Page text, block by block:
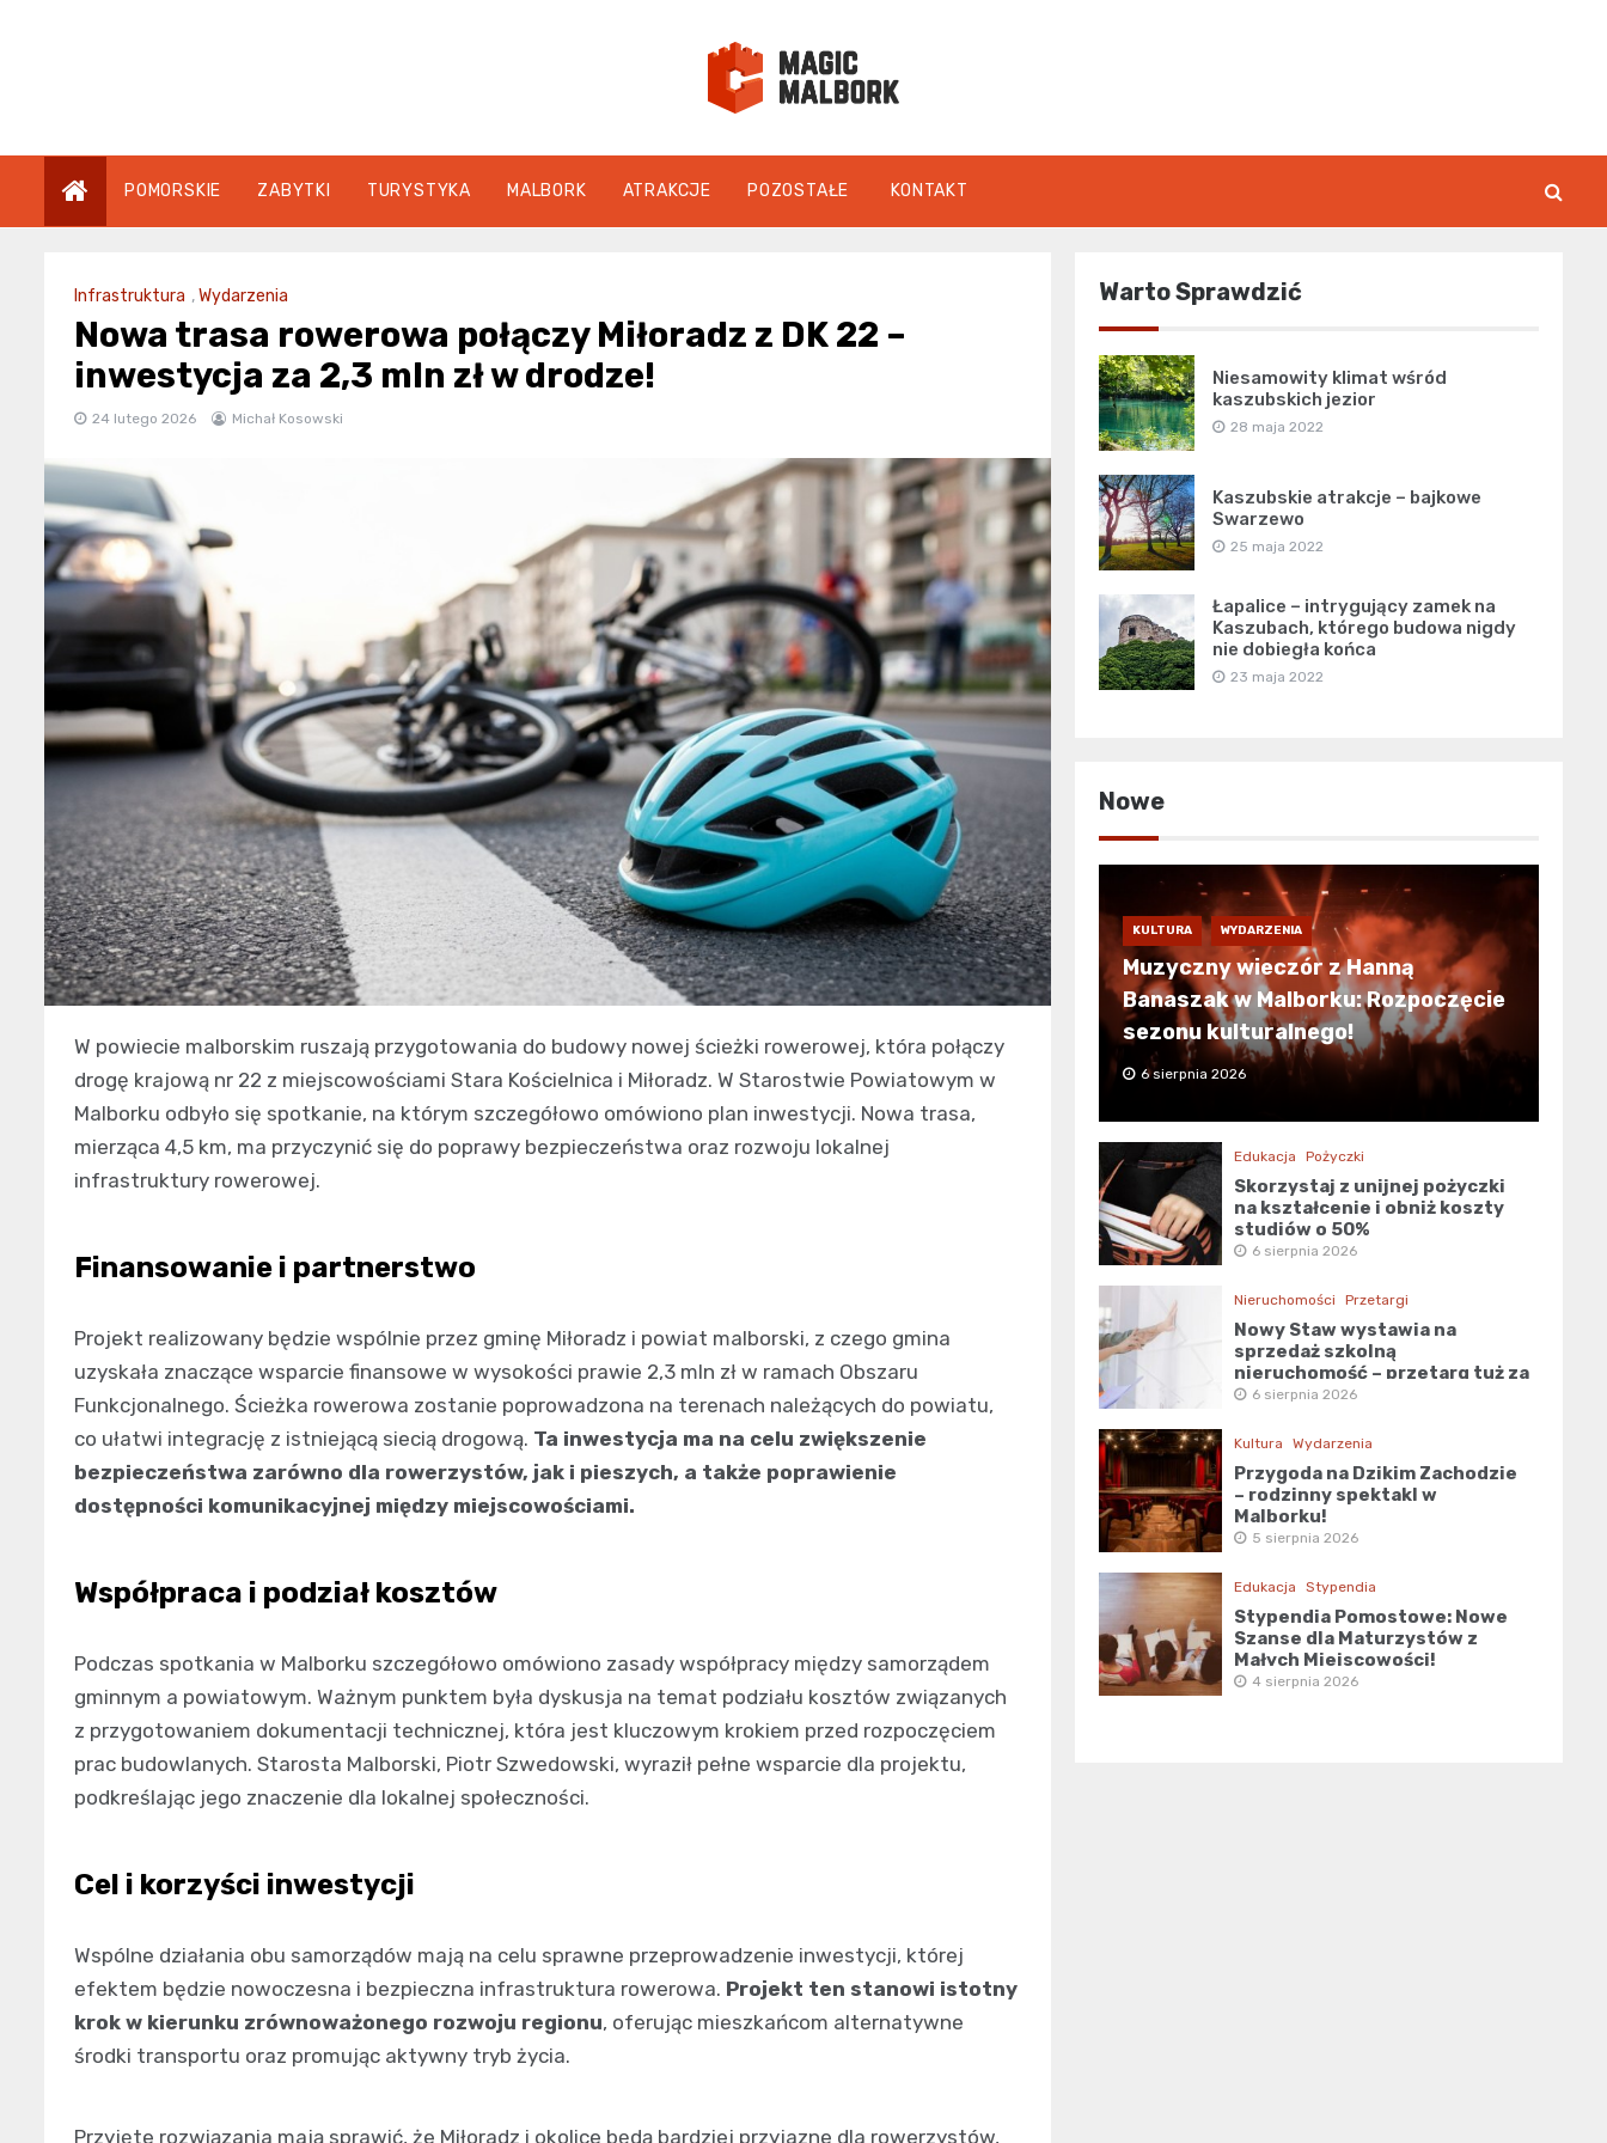
magicmalbork.pl
POMORSKIE ZABYTKI TURYSTYKA MALBORK ATRAKCJE POZOSTAŁE KONTAKT
Infrastruktura ,Wydarzenia
Nowa trasa rowerowa połączy Miłoradz z DK 22 –
inwestycja za 2,3 mln zł w drodze!
24 lutego 2026 Michał Kosowski
W powiecie malborskim ruszają przygotowania do budowy nowej ścieżki rowerowej, która połączy
drogę krajową nr 22 z miejscowościami Stara Kościelnica i Miłoradz. W Starostwie Powiatowym w
Malborku odbyło się spotkanie, na którym szczegółowo omówiono plan inwestycji. Nowa trasa,
mierząca 4,5 km, ma przyczynić się do poprawy bezpieczeństwa oraz rozwoju lokalnej
infrastruktury rowerowej.
Finansowanie i partnerstwo
Projekt realizowany będzie wspólnie przez gminę Miłoradz i powiat malborski, z czego gmina
uzyskała znaczące wsparcie finansowe w wysokości prawie 2,3 mln zł w ramach Obszaru
Funkcjonalnego. Ścieżka rowerowa zostanie poprowadzona na terenach należących do powiatu,
co ułatwi integrację z istniejącą siecią drogową. Ta inwestycja ma na celu zwiększenie
bezpieczeństwa zarówno dla rowerzystów, jak i pieszych, a także poprawienie
dostępności komunikacyjnej między miejscowościami.
Współpraca i podział kosztów
Podczas spotkania w Malborku szczegółowo omówiono zasady współpracy między samorządem
gminnym a powiatowym. Ważnym punktem była dyskusja na temat podziału kosztów związanych
z przygotowaniem dokumentacji technicznej, która jest kluczowym krokiem przed rozpoczęciem
prac budowlanych. Starosta Malborski, Piotr Szwedowski, wyraził pełne wsparcie dla projektu,
podkreślając jego znaczenie dla lokalnej społeczności.
Cel i korzyści inwestycji
Wspólne działania obu samorządów mają na celu sprawne przeprowadzenie inwestycji, której
efektem będzie nowoczesna i bezpieczna infrastruktura rowerowa. Projekt ten stanowi istotny
krok w kierunku zrównoważonego rozwoju regionu, oferując mieszkańcom alternatywne
środki transportu oraz promując aktywny tryb życia.
Przyjęte rozwiązania mają sprawić, że Miłoradz i okolice będą bardziej przyjazne dla rowerzystów,
Warto Sprawdzić
Niesamowity klimat wśród
kaszubskich jezior
28 maja 2022
Kaszubskie atrakcje – bajkowe
Swarzewo
25 maja 2022
Łapalice – intrygujący zamek na
Kaszubach, którego budowa nigdy
nie dobiegła końca
23 maja 2022
Nowe
KULTURA WYDARZENIA
Muzyczny wieczór z Hanną
Banaszak w Malborku: Rozpoczęcie
sezonu kulturalnego!
6 sierpnia 2026
Edukacja Pożyczki
Skorzystaj z unijnej pożyczki
na kształcenie i obniż koszty
studiów o 50%
6 sierpnia 2026
Nieruchomości Przetargi
Nowy Staw wystawia na
sprzedaż szkolną
nieruchomość – przetarg tuż za
rogiem!
6 sierpnia 2026
Kultura Wydarzenia
Przygoda na Dzikim Zachodzie
– rodzinny spektakl w
Malborku!
5 sierpnia 2026
Edukacja Stypendia
Stypendia Pomostowe: Nowe
Szanse dla Maturzystów z
Małych Miejscowości!
4 sierpnia 2026